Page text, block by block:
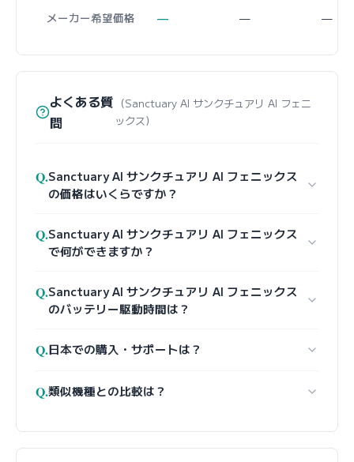
メーカー希望価格 — — —
よくある質
問
（Sanctuary AI サンクチュアリ AI フェニ
ックス）
Q.Sanctuary AI サンクチュアリ AI フェニックス
の価格はいくらですか？
Q.Sanctuary AI サンクチュアリ AI フェニックス
で何ができますか？
Q.Sanctuary AI サンクチュアリ AI フェニックス
のバッテリー駆動時間は？
Q.日本での購入・サポートは？
Q.類似機種との比較は？